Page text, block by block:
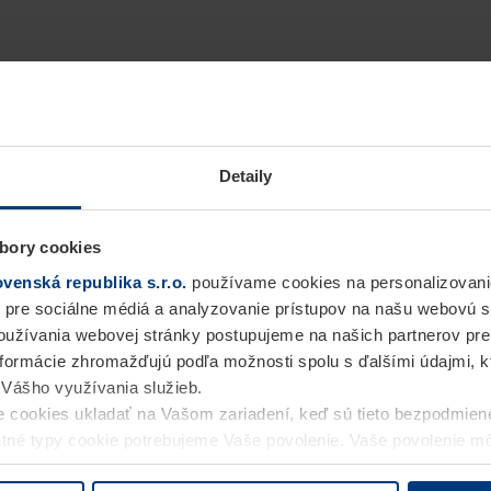
Detaily
cookies
republika s.r.o. používame cookies na
sociálne médiá a analyzovanie prístupov na našu webovú
webovej stránky postupujeme na našich partnerov
zhromažďujú podľa možnosti spolu s ďalšími údajmi,
využívania služieb.
cookies ukladať na Vašom zariadení, keď sú tieto
typy cookie potrebujeme Vaše povolenie. Vaše povolenie
na stránkeVyhlásenie o ochrane osobných údajov
za vlastný obsah týchto webových stránok
zákona o telemédiách (TMG) však
alebo hľadať dôkazy, ktoré poukazujú na
odstraňovania informácií alebo blokovania
keď sa dozvieme o konkrétnom porušení zákona.